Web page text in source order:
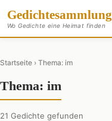
Gedichtesammlung
Wo Gedichte eine Heimat finden
Startseite › Thema: im
Thema: im
21 Gedichte gefunden